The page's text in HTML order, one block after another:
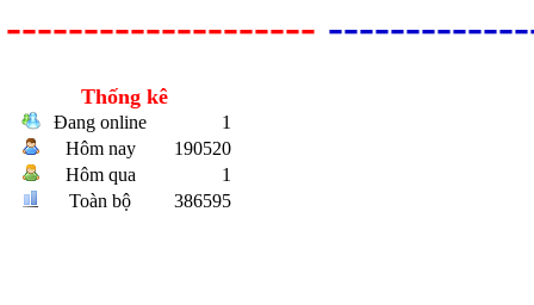
--------------------
Thống kê
Đang online
1
Hôm nay
190520
Hôm qua
1
Toàn bộ
386595